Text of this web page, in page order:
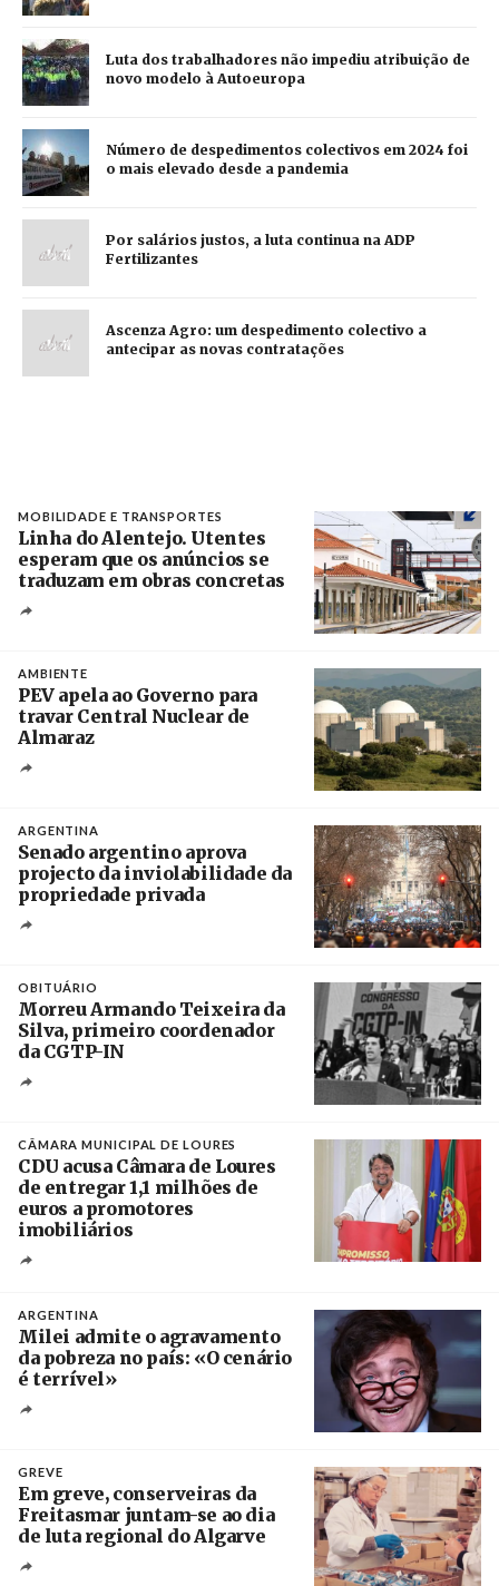
Luta dos trabalhadores não impediu atribuição de
novo modelo à Autoeuropa
Número de despedimentos colectivos em 2024 foi
o mais elevado desde a pandemia
Por salários justos, a luta continua na ADP
Fertilizantes
Ascenza Agro: um despedimento colectivo a
antecipar as novas contratações
MOBILIDADE E TRANSPORTES
Linha do Alentejo. Utentes
esperam que os anúncios se
traduzam em obras concretas
AMBIENTE
PEV apela ao Governo para
travar Central Nuclear de
Almaraz
ARGENTINA
Senado argentino aprova
projecto da inviolabilidade da
propriedade privada
OBITUÁRIO
Morreu Armando Teixeira da
Silva, primeiro coordenador
da CGTP-IN
CÂMARA MUNICIPAL DE LOURES
CDU acusa Câmara de Loures
de entregar 1,1 milhões de
euros a promotores
imobiliários
ARGENTINA
Milei admite o agravamento
da pobreza no país: «O cenário
é terrível»
GREVE
Em greve, conserveiras da
Freitasmar juntam-se ao dia
de luta regional do Algarve